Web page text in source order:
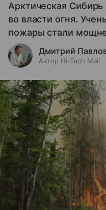
Арктическая
во власти огня.
пожары стали
Дмитрий
Автор Hi-Tech Mail